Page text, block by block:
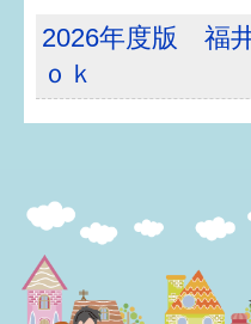
2026年度版 福
ｏｋ
もしものとき
届出・手当・助
子どもを預けた
入園・入学